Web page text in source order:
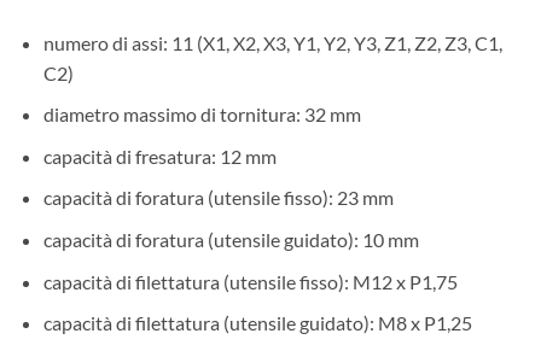
numero di assi: 11 (X1, X2, X3, Y1, Y2, Y3, Z1, Z2, Z3, C1,
C2)
diametro massimo di tornitura: 32 mm
capacità di fresatura: 12 mm
capacità di foratura (utensile fisso): 23 mm
capacità di foratura (utensile guidato): 10 mm
capacità di filettatura (utensile fisso): M12 x P1,75
capacità di filettatura (utensile guidato): M8 x P1,25